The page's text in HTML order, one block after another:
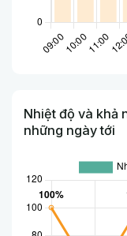
Nhiệt độ và khả
những ngày tới